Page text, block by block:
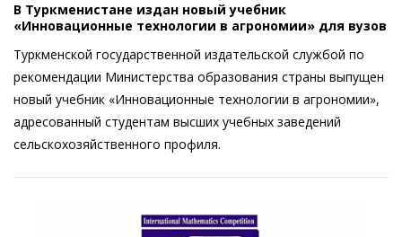
В Туркменистане издан новый учебник
«Инновационные технологии в агрономии» для вузов
Туркменской государственной издательской службой по
рекомендации Министерства образования страны выпущен
новый учебник «Инновационные технологии в агрономии»,
адресованный студентам высших учебных заведений
сельскохозяйственного профиля.